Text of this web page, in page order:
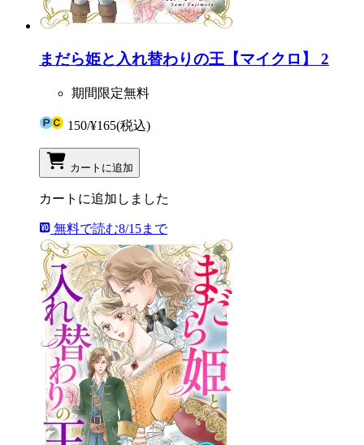
まだら姫と入れ替わりの王【マイクロ】 2
期間限定無料
150/¥165(税込)
カートに追加
カートに追加しました
無料で読む8/15まで